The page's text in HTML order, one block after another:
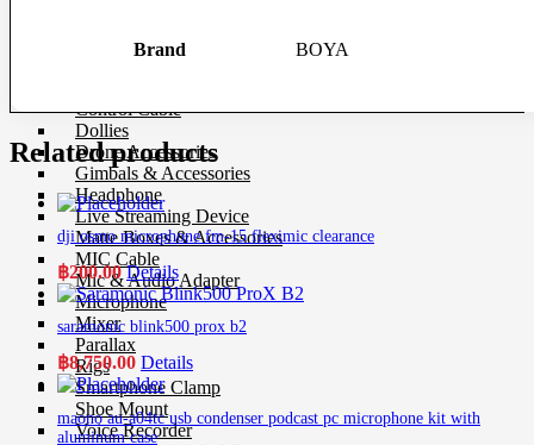
Action Camera Accessories
Control Cable
Dollies
Drone Accessories
Gimbals & Accessories
Headphone
Live Streaming Device
Matte Boxes & Accessories
MIC Cable
Mic & Audio Adapter
Microphone
Mixer
Parallax
Rigs
Smartphone Clamp
Shoe Mount
Voice Recorder
Brand BOYA
Related products
dji osmo microphone fm-15 fleximic clearance
฿200.00 Details
saramonic blink500 prox b2
฿8,750.00 Details
maono au-a04tc usb condenser podcast pc microphone kit with
aluminum case